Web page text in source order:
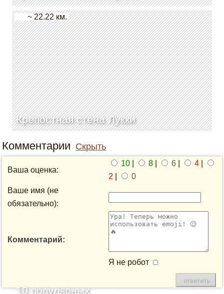
Крепостная стена Лукки
~ 22.22 км.
Комментарии Скрыть
Ваша оценка:
10 8 6 4
2
0
Ваше имя (не
обязательно):
Комментарий:
Я не робот
10 популярных